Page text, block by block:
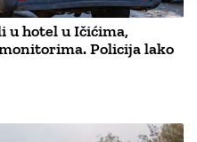
u hotel u Ičićima,
Policija lako